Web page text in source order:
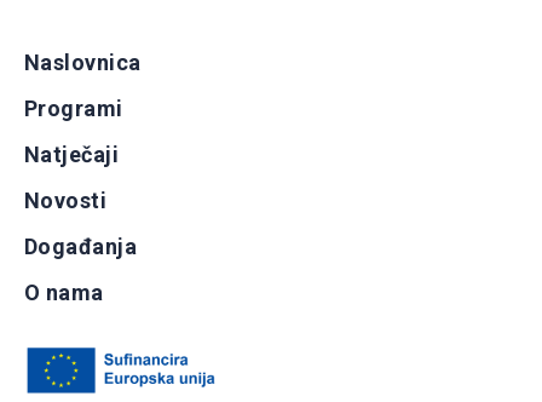
Naslovnica
Programi
Natječaji
Novosti
Događanja
O nama